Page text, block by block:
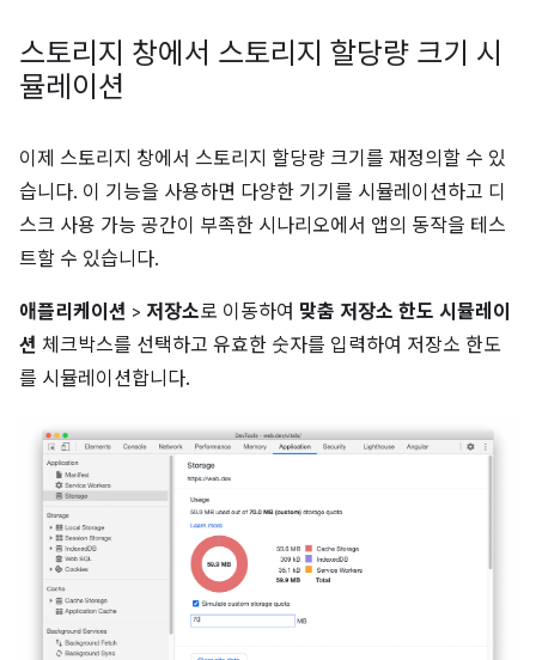
스토리지 창에서 스토리지 할당량 크기 시
뮬레이션
이제 스토리지 창에서 스토리지 할당량 크기를 재정의할 수 있
습니다. 이 기능을 사용하면 다양한 기기를 시뮬레이션하고 디
스크 사용 가능 공간이 부족한 시나리오에서 앱의 동작을 테스
트할 수 있습니다.
애플리케이션 > 저장소로 이동하여 맞춤 저장소 한도 시뮬레이
션 체크박스를 선택하고 유효한 숫자를 입력하여 저장소 한도
를 시뮬레이션합니다.